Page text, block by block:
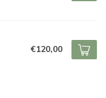
€120,00